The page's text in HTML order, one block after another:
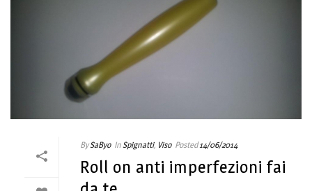
By SaByo In Spignatti, Viso Posted 14/06/2014
Roll on anti imperfezioni fai